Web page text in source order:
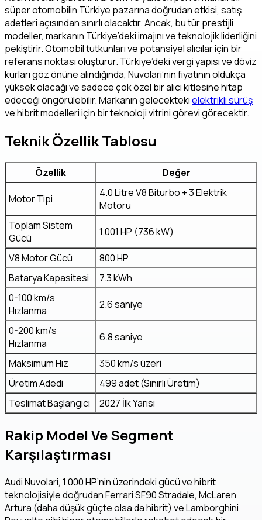
süper otomobilin Türkiye pazarına doğrudan etkisi, satış
adetleri açısından sınırlı olacaktır. Ancak, bu tür prestijli
modeller, markanın Türkiye’deki imajını ve teknolojik liderliğini
pekiştirir. Otomobil tutkunları ve potansiyel alıcılar için bir
referans noktası oluşturur. Türkiye’deki vergi yapısı ve döviz
kurları göz önüne alındığında, Nuvolari’nin fiyatının oldukça
yüksek olacağı ve sadece çok özel bir alıcı kitlesine hitap
edeceği öngörülebilir. Markanın gelecektekielektrikli sürüş
ve hibrit modelleri için bir teknoloji vitrini görevi görecektir.
Teknik Özellik Tablosu
Özellik Değer
Motor Tipi
4.0 Litre V8 Biturbo + 3 Elektrik
Motoru
Toplam Sistem
Gücü
1.001 HP (736 kW)
V8 Motor Gücü
800 HP
Batarya Kapasitesi
7.3 kWh
0-100 km/s
Hızlanma
2.6 saniye
0-200 km/s
Hızlanma
6.8 saniye
Maksimum Hız
350 km/s üzeri
Üretim Adedi
499 adet (Sınırlı Üretim)
Teslimat Başlangıcı
2027 İlk Yarısı
Rakip Model Ve Segment
Karşılaştırması
Audi Nuvolari, 1.000 HP’nin üzerindeki gücü ve hibrit
teknolojisiyle doğrudan Ferrari SF90 Stradale, McLaren
Artura (daha düşük güçte olsa da hibrit) ve Lamborghini